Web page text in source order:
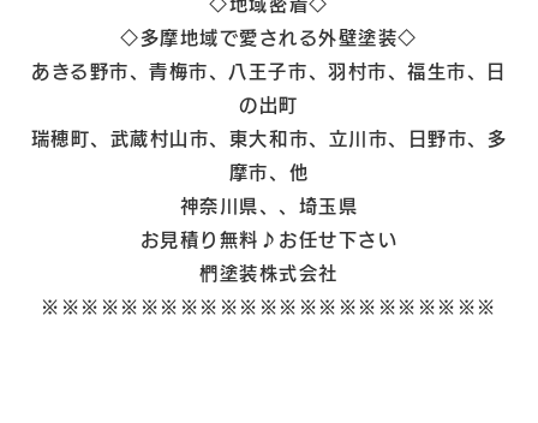
◇多摩地域で愛される外壁塗装◇
あきる野市、青梅市、八王子市、羽村市、福生市、日
の出町
瑞穂町、武蔵村山市、東大和市、立川市、日野市、多
摩市、他
神奈川県、、埼玉県
お見積り無料♪お任せ下さい
椚塗装株式会社
※※※※※※※※※※※※※※※※※※※※※※※